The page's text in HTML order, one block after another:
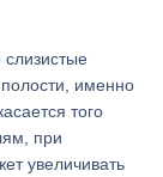
именно
того
при
увеличивать